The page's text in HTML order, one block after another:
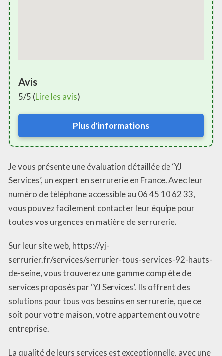
Avis
5/5 (Lire les avis)
Plus d'informations
Je vous présente une évaluation détaillée de ‘YJ
Services’, un expert en serrurerie en France. Avec leur
numéro de téléphone accessible au 06 45 10 62 33,
vous pouvez facilement contacter leur équipe pour
toutes vos urgences en matière de serrurerie.
Sur leur site web, https://yj-
serrurier.fr/services/serrurier-tous-services-92-hauts-
de-seine, vous trouverez une gamme complète de
services proposés par ‘YJ Services’. Ils offrent des
solutions pour tous vos besoins en serrurerie, que ce
soit pour votre maison, votre appartement ou votre
entreprise.
La qualité de leurs services est exceptionnelle, avec une